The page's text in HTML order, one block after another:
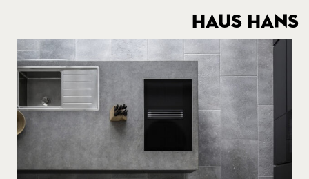
HAUS HANS